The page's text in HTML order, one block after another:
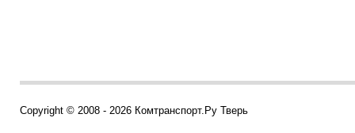
Copyright © 2008 - 2026 Комтранспорт.Ру Тверь